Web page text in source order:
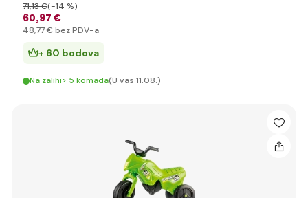
60,97 €
71,13 €(-14 %)
48,77 € bez PDV-a
+ 60 bodova
Na zalihi> 5 komada(U vas 11.08.)